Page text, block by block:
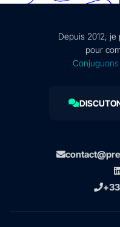
Depuis 2012,
pour